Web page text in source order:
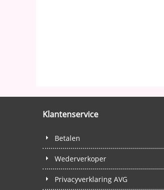
Klantenservice
Betalen
Wederverkoper
Privacyverklaring AVG